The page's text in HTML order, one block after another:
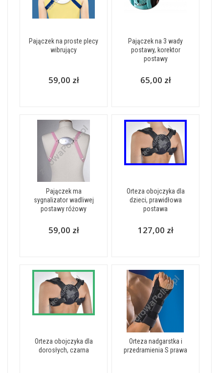
Pajączek na proste plecy
wibrujący
59,00 zł
Pajączek na 3 wady
postawy, korektor
postawy
65,00 zł
Pajączek ma
sygnalizator wadliwej
postawy różowy
59,00 zł
Orteza obojczyka dla
dzieci, prawidłowa
postawa
127,00 zł
Orteza obojczyka dla
dorosłych, czarna
Orteza nadgarstka i
przedramienia S prawa